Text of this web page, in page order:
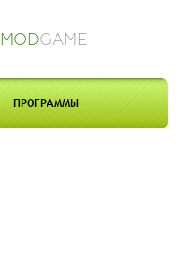
MODGAME
ПРОГРАММЫ